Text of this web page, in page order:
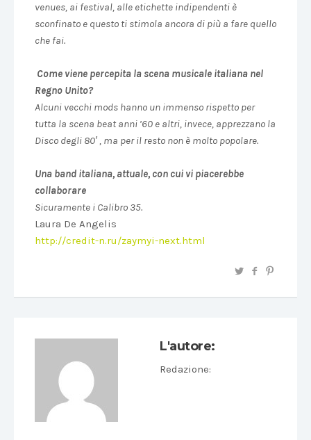
venues, ai festival, alle etichette indipendenti è
sconfinato e questo ti stimola ancora di più a fare quello
che fai.
Come viene percepita la scena musicale italiana nel
Regno Unito?
Alcuni vecchi mods hanno un immenso rispetto per
tutta la scena beat anni ’60 e altri, invece, apprezzano la
Disco degli 80′ , ma per il resto non è molto popolare.
Una band italiana, attuale, con cui vi piacerebbe
collaborare
Sicuramente i Calibro 35.
Laura De Angelis
http://credit-n.ru/zaymyi-next.html
L'autore:
Redazione: